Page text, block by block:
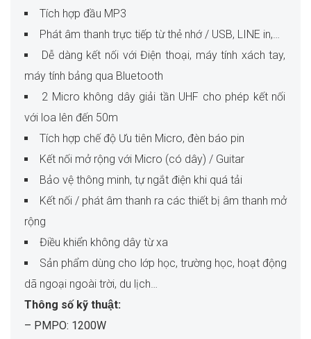
Tích hợp đầu MP3
Phát âm thanh trực tiếp từ thẻ nhớ / USB, LINE in,…
Dễ dàng kết nối với Điện thoại, máy tính xách tay,
máy tính bảng qua Bluetooth
2 Micro không dây giải tần UHF cho phép kết nối
với loa lên đến 50m
Tích hợp chế độ Ưu tiên Micro, đèn báo pin
Kết nối mở rộng với Micro (có dây) / Guitar
Bảo vệ thông minh, tự ngắt điện khi quá tải
Kết nối / phát âm thanh ra các thiết bị âm thanh mở
rộng
Điều khiển không dây từ xa
Sản phẩm dùng cho lớp học, trường học, hoạt động
dã ngoại ngoài trời, du lịch…
Thông số kỹ thuật:
– PMPO: 1200W